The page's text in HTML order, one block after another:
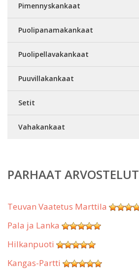
Pimennyskankaat
Puolipanamakankaat
Puolipellavakankaat
Puuvillakankaat
Setit
Vahakankaat
PARHAAT ARVOSTELUT
Teuvan Vaatetus Marttila
Pala ja Lanka
Hilkanpuoti
Kangas-Partti